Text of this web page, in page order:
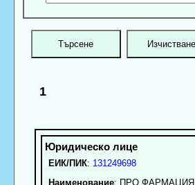
1
ЕИК/ПИК: 131249698
Наименование: ПРО ФАРМАЦИЯ